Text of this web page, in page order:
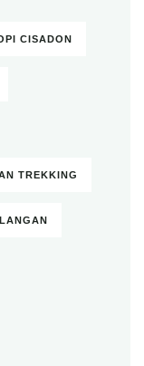
CISADON
TREKKING